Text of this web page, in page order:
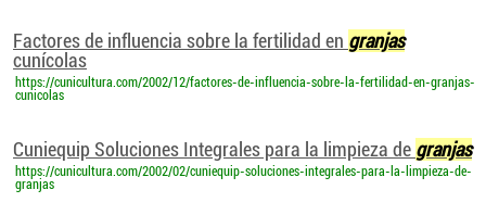
Factores de influencia sobre la fertilidad en granjas
cunícolas
https://cunicultura.com/2002/12/factores-de-influencia-sobre-la-fertilidad-en-granjas-
cunicolas
Cuniequip Soluciones Integrales para la limpieza de granjas
https://cunicultura.com/2002/02/cuniequip-soluciones-integrales-para-la-limpieza-de-
granjas